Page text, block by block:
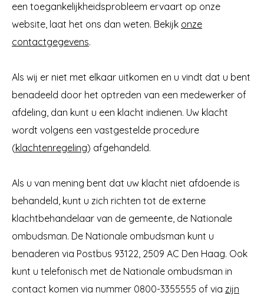
een toegankelijkheidsprobleem ervaart op onze
website, laat het ons dan weten. Bekijk onze
contactgegevens.
Als wij er niet met elkaar uitkomen en u vindt dat u bent
benadeeld door het optreden van een medewerker of
afdeling, dan kunt u een klacht indienen. Uw klacht
wordt volgens een vastgestelde procedure
(klachtenregeling) afgehandeld.
Als u van mening bent dat uw klacht niet afdoende is
behandeld, kunt u zich richten tot de externe
klachtbehan­delaar van de gemeente, de Nationale
ombudsman. De Nationale ombudsman kunt u
benaderen via Postbus 93122, 2509 AC Den Haag. Ook
kunt u telefonisch met de Nationale ombudsman in
contact komen via nummer 0800-3355555 of via zijn